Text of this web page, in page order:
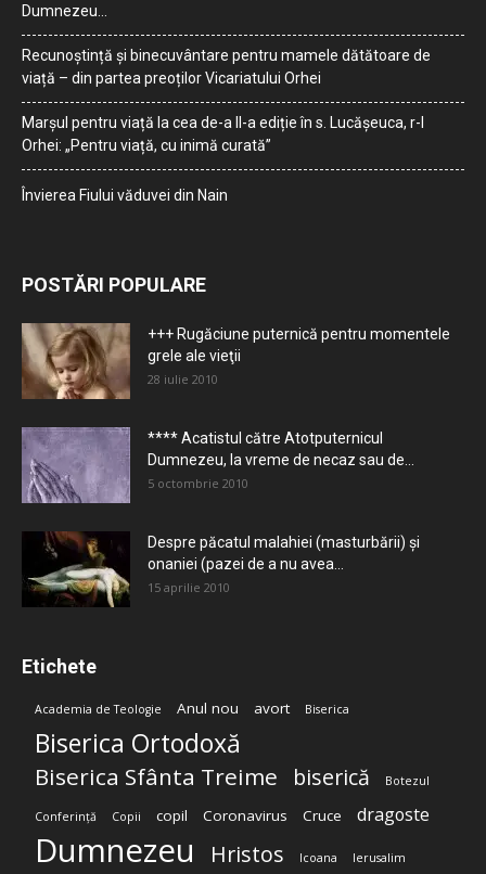
Dumnezeu…
Recunoștință și binecuvântare pentru mamele dătătoare de
viață – din partea preoților Vicariatului Orhei
Marșul pentru viață la cea de-a II-a ediție în s. Lucășeuca, r-l
Orhei: „Pentru viață, cu inimă curată”
Învierea Fiului văduvei din Nain
POSTĂRI POPULARE
+++ Rugăciune puternică pentru momentele
grele ale vieţii
28 iulie 2010
**** Acatistul către Atotputernicul
Dumnezeu, la vreme de necaz sau de...
5 octombrie 2010
Despre păcatul malahiei (masturbării) şi
onaniei (pazei de a nu avea...
15 aprilie 2010
Etichete
Academia de Teologie Anul nou avort Biserica
Biserica Ortodoxă
Biserica Sfânta Treime biserică Botezul
Conferință Copii copil Coronavirus Cruce dragoste
Dumnezeu Hristos Icoana Ierusalim